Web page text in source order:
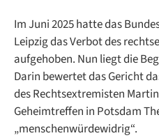
Im Juni 2025 hatte das
Leipzig das Verbot des
aufgehoben. Nun liegt die
Darin bewertet das Gericht
des Rechtsextremisten
Geheimtreffen in Potsdam
„menschenwürdewidrig“.